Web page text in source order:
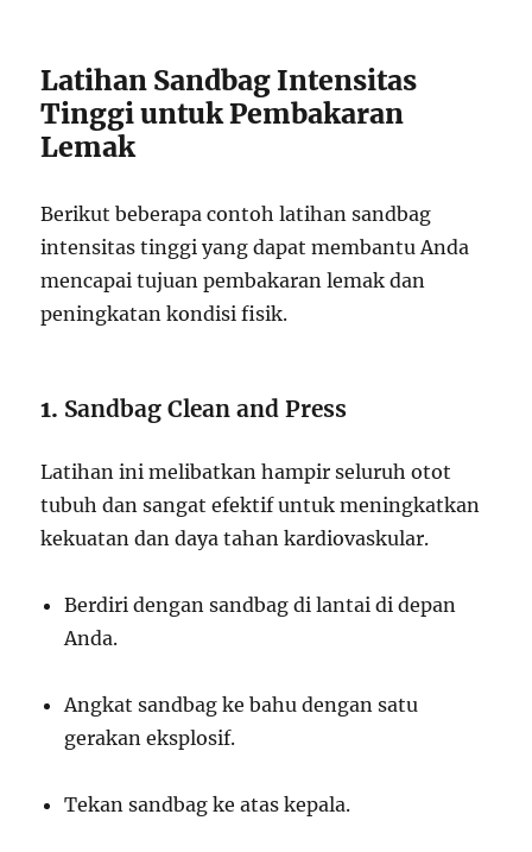
Latihan Sandbag Intensitas
Tinggi untuk Pembakaran
Lemak
Berikut beberapa contoh latihan sandbag
intensitas tinggi yang dapat membantu Anda
mencapai tujuan pembakaran lemak dan
peningkatan kondisi fisik.
1. Sandbag Clean and Press
Latihan ini melibatkan hampir seluruh otot
tubuh dan sangat efektif untuk meningkatkan
kekuatan dan daya tahan kardiovaskular.
Berdiri dengan sandbag di lantai di depan
Anda.
Angkat sandbag ke bahu dengan satu
gerakan eksplosif.
Tekan sandbag ke atas kepala.